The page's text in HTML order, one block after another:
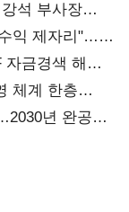
석 부사장
익 제자리"…
금경색 해소
체계 한층
년 완공